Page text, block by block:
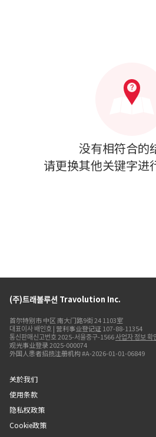
没有相符合的
请更换其他关键字进
(주)트래볼루션 Travolution Inc.
首尔特别市 中区 南大门路9街 24 1103室
대표이사 배인호 | 营利事业登记证 107-88-11354
통신판매신고번호 2025-서울중구-1566사업자 정보 확
观光事业登录 2025-000074
外国人患者招揽注册机构 #A-2026-01-01-06849
关於我们
使用条款
隐私权政策
Cookie政策